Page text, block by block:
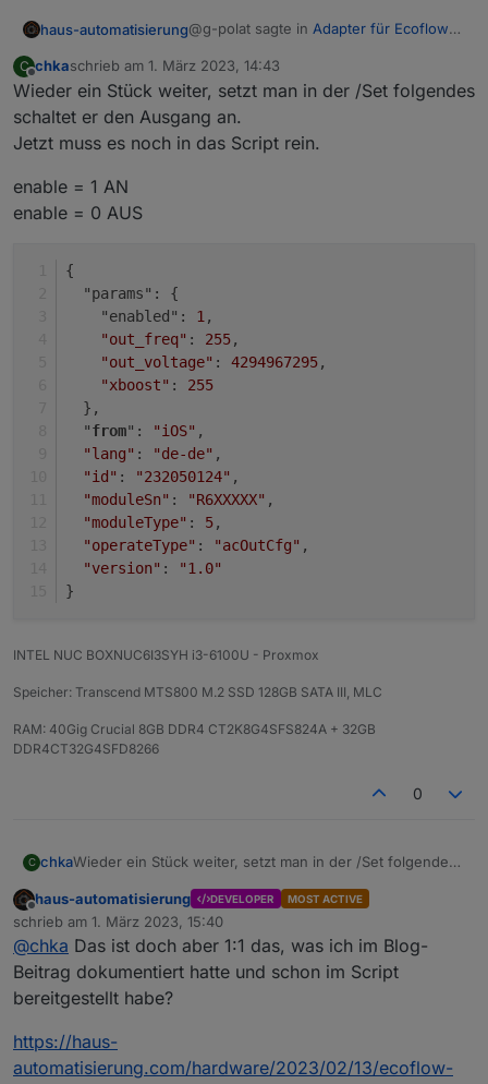
haus-automatisierung@g-polat sagte in Adapter für Ecoflow
Kann bitte nochmal jemand für
die Schaltbefehle abgesetzt
werden.
Es wird ein JSON-String auf dem
entsprechenden Topic gepublished. Wie
C
Offline
chkaschrieb am 1. März 2023, 14:43
zuletzt editiert von
Wieder ein Stück weiter, setzt man in der /Set folgendes
schaltet er den Ausgang an.
Jetzt muss es noch in das Script rein.
enable = 1 AN
enable = 0 AUS
{
  "params": {
    "enabled":
1 ,
"out_freq" : 255,
"out_voltage" : 4294967295,
"xboost" : 255
  },
  "
from": "iOS" ,
"lang" : "de-de" ,
"id" : "232050124" ,
"moduleSn" : "R6XXXXX" ,
"moduleType" : 5,
"operateType" : "acOutCfg" ,
"version" :
"1.0"
}
INTEL NUC BOXNUC6I3SYH i3-6100U - Proxmox
Speicher: Transcend MTS800 M.2 SSD 128GB SATA III, MLC
RAM: 40Gig Crucial 8GB DDR4 CT2K8G4SFS824A + 32GB
DDR4CT32G4SFD8266
0
C chkaWieder ein Stück weiter, setzt man in der /Set folgendes
Jetzt muss es noch in das Script rein.
enable = 1 AN
enable = 0 AUS
{
  "params": {
    "out_freq": 255,
    "xboost": 255
  },
Offline
haus-automatisierung DEVELOPER MOST ACTIVE
schrieb am 1. März 2023, 15:40
zuletzt editiert von
@chka Das ist doch aber 1:1 das, was ich im Blog-
Beitrag dokumentiert hatte und schon im Script
bereitgestellt habe?
https://haus-
automatisierung.com/hardware/2023/02/13/ecoflow-